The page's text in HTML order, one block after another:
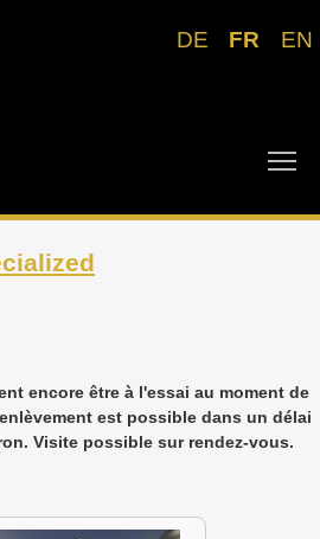
DE FR EN
encore être à l'essai au moment de
est possible dans un délai
Visite possible sur rendez-vous.